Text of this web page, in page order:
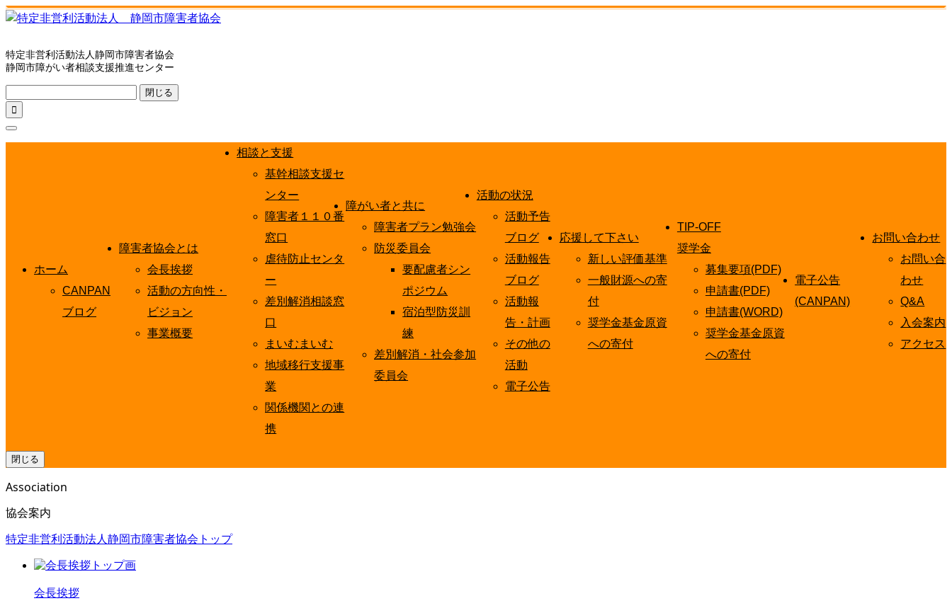
特定非営利活動法人静岡市障害者協会
静岡市障がい者相談支援推進センター
閉じる

ホーム
CANPAN
ブログ
障害者協会とは
会長挨拶
活動の方向性・
ビジョン
事業概要
相談と支援
基幹相談支援セ
ンター
障害者１１０番
窓口
虐待防止センタ
ー
差別解消相談窓
口
まいむまいむ
地域移行支援事
業
関係機関との連
携
障がい者と共に
障害者プラン勉強会
防災委員会
要配慮者シン
ポジウム
宿泊型防災訓
練
差別解消・社会参加
委員会
活動の状況
活動予告
ブログ
活動報告
ブログ
活動報
告・計画
その他の
活動
電子公告
応援して下さい
新しい評価基準
一般財源への寄
付
奨学金基金原資
への寄付
TIP-OFF
奨学金
募集要項(PDF)
申請書(PDF)
申請書(WORD)
奨学金基金原資
への寄付
電子公告
(CANPAN)
お問い合わせ
お問い合
わせ
Q&A
入会案内
アクセス
閉じる
Association
協会案内
特定非営利活動法人静岡市障害者協会トップ
会長挨拶